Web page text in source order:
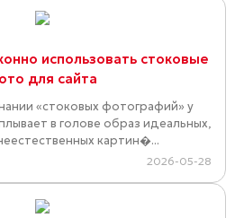
использовать стоковые
для сайта
«стоковых фотографий» у
в голове образ идеальных,
картин�...
2026-05-28